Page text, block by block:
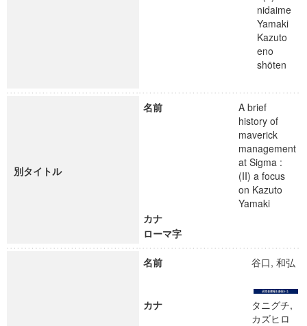
nidaime
Yamaki
Kazuto
eno
shōten
別タイトル
名前
A brief
history of
maverick
management
at Sigma :
(II) a focus
on Kazuto
Yamaki
カナ
ローマ字
名前 谷口, 和弘
カナ
タニグチ,
カズヒロ